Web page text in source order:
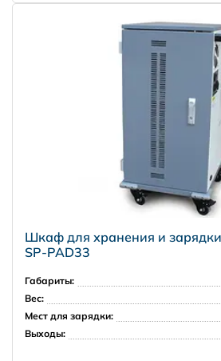
Шкаф для хранения и
SP-PAD33
Габариты:
Вес:
Мест для зарядки:
Выходы: